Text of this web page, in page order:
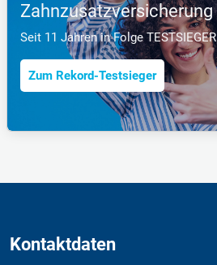
Zahnzusatzversicherung
Seit 11 Jahren in Folge TESTSIEGER
Zum Rekord-Testsieger
Kontaktdaten